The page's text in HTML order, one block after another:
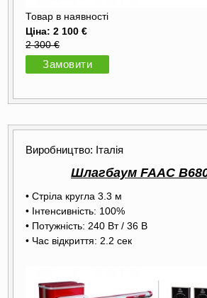
Товар в наявності
Ціна: 2 100 €
2 300 €
Замовити
Виробництво: Італія
Шлагбаум FAAC
• Стріла кругла 3.3 м
• Інтенсивність: 100%
• Потужність: 240 Вт / 36 В
• Час відкриття: 2.2 сек